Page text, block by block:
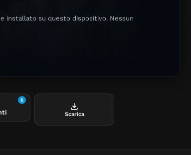
installato su questo dispositivo. Nessun
1
Scarica